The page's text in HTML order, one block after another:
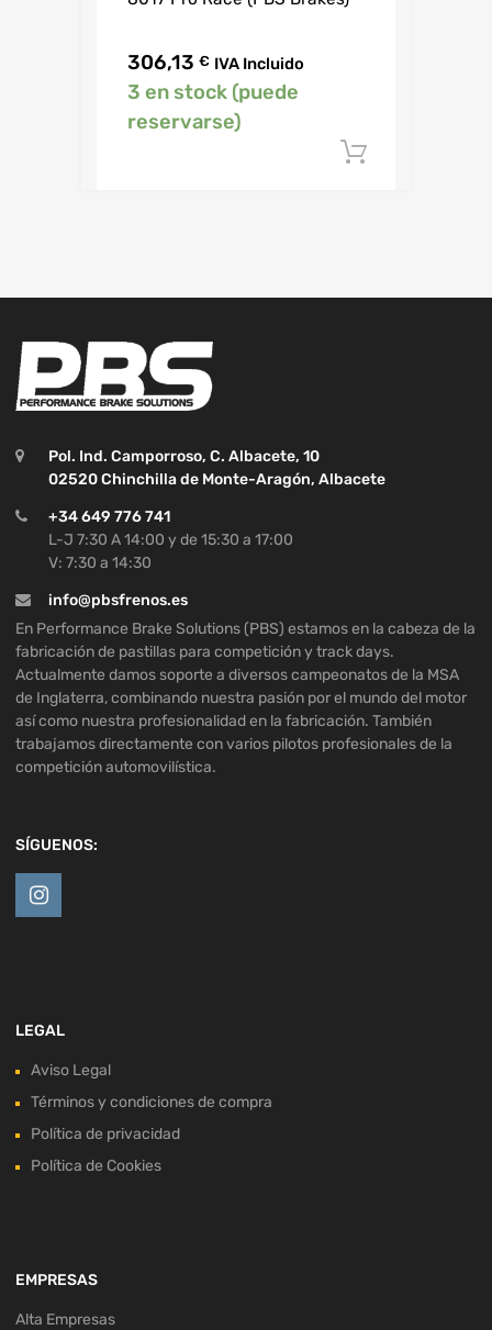
306,13 € IVA Incluido
3 en stock (puede
reservarse)
Pol. Ind. Camporroso, C. Albacete, 10
02520 Chinchilla de Monte-Aragón, Albacete
+34 649 776 741
L-J 7:30 A 14:00 y de 15:30 a 17:00
V: 7:30 a 14:30
info@pbsfrenos.es
En Performance Brake Solutions (PBS) estamos en la cabeza de la
fabricación de pastillas para competición y track days.
Actualmente damos soporte a diversos campeonatos de la MSA
de Inglaterra, combinando nuestra pasión por el mundo del motor
así como nuestra profesionalidad en la fabricación. También
trabajamos directamente con varios pilotos profesionales de la
competición automovilística.
SÍGUENOS:
LEGAL
Aviso Legal
Términos y condiciones de compra
Política de privacidad
Política de Cookies
EMPRESAS
Alta Empresas